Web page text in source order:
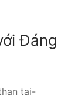
Đáng
tai-